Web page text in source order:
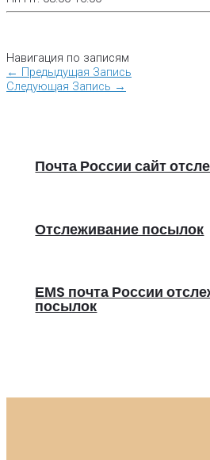
Навигация по записям
← Предыдущая Запись
Следующая Запись →
Почта России сайт
Отслеживание посылок
ЕМS почта России
посылок